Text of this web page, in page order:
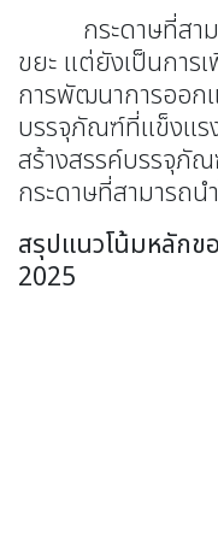
กระดาษที่สามา
ขยะ แต่ยังเป็นกา
การพัฒนาการออก
บรรจุภัณฑ์ที่แข็งแร
สร้างสรรค์บรรจุ
กระดาษที่สามารถน
สรุปแนวโน้มหลักข
2025